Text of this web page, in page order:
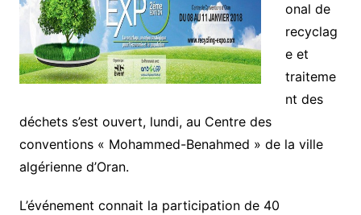
onal de
recyclag
e et
traiteme
nt des
déchets s’est ouvert, lundi, au Centre des
conventions « Mohammed-Benahmed » de la ville
algérienne d’Oran.
L’événement connait la participation de 40